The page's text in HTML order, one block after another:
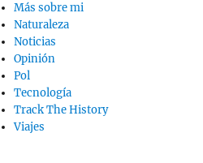
Más sobre mi
Naturaleza
Noticias
Opinión
Pol
Tecnología
Track The History
Viajes